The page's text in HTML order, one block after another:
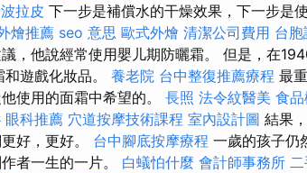
拉皮 下一步是補償水的干燥效果，下一步是
燴推薦 seo 意思 歐式外燴 清潔公司費用 台
，他說經常使用嬰儿期防曬霜。 但是，在
遊戲化妝品。 養老院 台中整復推薦療程 最
使用的面霜中希望的。 長照 法令紋醫美 食
眼科推薦 穴道按摩技術課程 室內設計圖 結果
好，更好。 台中腳底按摩療程 一歲的孩子仍
者一生的一片。 白蟻怕什麼 會計師事務所